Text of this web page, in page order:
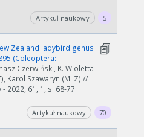
Artykuł naukowy 5
Zealand ladybird genus
(Coleoptera:
Czerwiński, K. Wioletta
Karol Szawaryn (MIIZ) //
2022, 61, 1, s. 68-77
Artykuł naukowy 70